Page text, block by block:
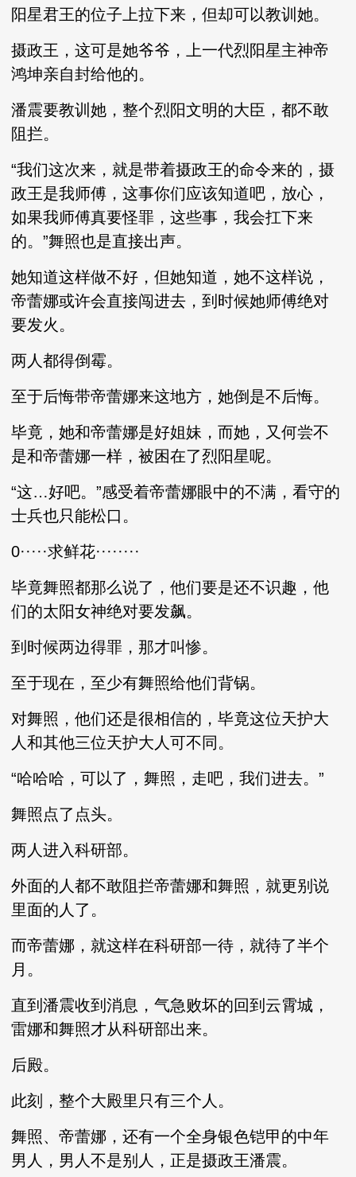
阳星君王的位子上拉下来，但却可以教训她。
摄政王，这可是她爷爷，上一代烈阳星主神帝
鸿坤亲自封给他的。
潘震要教训她，整个烈阳文明的大臣，都不敢
阻拦。
“我们这次来，就是带着摄政王的命令来的，摄
政王是我师傅，这事你们应该知道吧，放心，
如果我师傅真要怪罪，这些事，我会扛下来
的。”舞照也是直接出声。
她知道这样做不好，但她知道，她不这样说，
帝蕾娜或许会直接闯进去，到时候她师傅绝对
要发火。
两人都得倒霉。
至于后悔带帝蕾娜来这地方，她倒是不后悔。
毕竟，她和帝蕾娜是好姐妹，而她，又何尝不
是和帝蕾娜一样，被困在了烈阳星呢。
“这…好吧。”感受着帝蕾娜眼中的不满，看守的
士兵也只能松口。
0·····求鲜花········
毕竟舞照都那么说了，他们要是还不识趣，他
们的太阳女神绝对要发飙。
到时候两边得罪，那才叫惨。
至于现在，至少有舞照给他们背锅。
对舞照，他们还是很相信的，毕竟这位天护大
人和其他三位天护大人可不同。
“哈哈哈，可以了，舞照，走吧，我们进去。”
舞照点了点头。
两人进入科研部。
外面的人都不敢阻拦帝蕾娜和舞照，就更别说
里面的人了。
而帝蕾娜，就这样在科研部一待，就待了半个
月。
直到潘震收到消息，气急败坏的回到云霄城，
雷娜和舞照才从科研部出来。
后殿。
此刻，整个大殿里只有三个人。
舞照、帝蕾娜，还有一个全身银色铠甲的中年
男人，男人不是别人，正是摄政王潘震。